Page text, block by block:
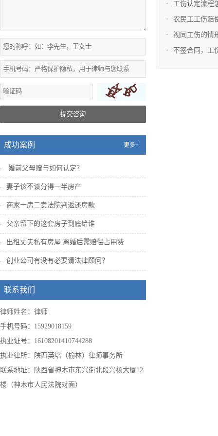
提交咨询
成功案例 更多+
婚前父母赠与如何认定？
妻子该不该分得一半房产
商家一房二卖法院判返还房款
父亲留下的这套房子到底给谁
出租丈夫私有房屋 离婚后需赔偿占用费
创业公司有没有必要请法律顾问？
联系我们
律师姓名：律师
手机号码：15929018159
执业证号：16108201410744288
执业律所：陕西英培（榆林）律师事务所
联系地址：陕西省神木市东兴街北段兴杨大厦12
楼（神木市人民法院对面）
工伤认定流程
农民工工伤赔
视同工伤的情
不签合同，工